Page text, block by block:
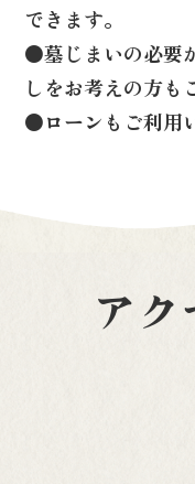
できます。
●墓じまいの必要
しをお考えの方も
●ローンもご利用
ア